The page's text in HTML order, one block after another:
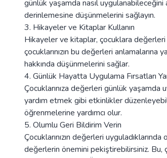
günlük yaşamda nasıl uygulanabileceğini
derinlemesine düşünmelerini sağlayın.
3. Hikayeler ve Kitaplar Kullanın
Hikayeler ve kitaplar, çocuklara
çocuklarınızın bu değerleri
hakkında düşünmelerini sağlar.
4. Günlük Hayatta Uygulama Fırsatları
Çocuklarınıza değerleri günlük yaşamda
yardım etmek gibi etkinlikler
öğrenmelerine yardımcı olur.
5. Olumlu Geri Bildirim Verin
Çocuklarınızın değerleri
değerlerin önemini pekiştirebilirsiniz. Bu,